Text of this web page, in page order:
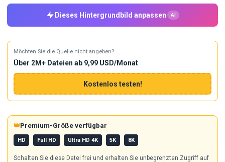
Dieses Hintergrundbild anpassen AI
Möchten Sie die Quelle nicht angeben?
Über 2M+ Dateien ab 9,99 USD/Monat
Kostenlos testen!
👑Premium-Größe verfügbar
HD Full HD Ultra HD 4K 5K 8K
Schalten Sie diese Datei frei und erhalten Sie unbegrenzten Zugriff auf